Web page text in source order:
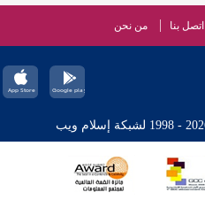
اتصل بنا من نحن